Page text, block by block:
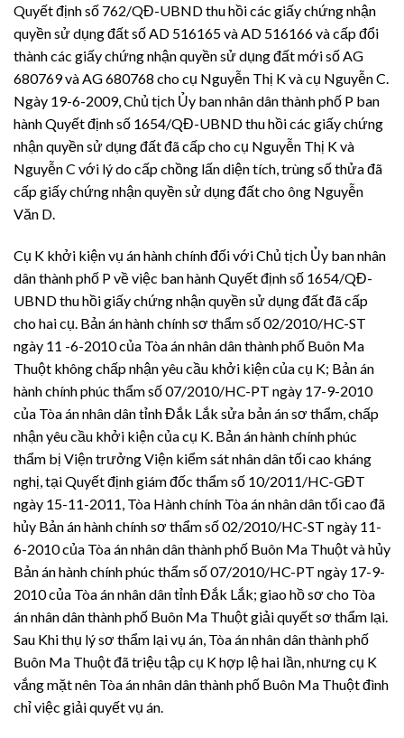
Quyết định số 762/QĐ-UBND thu hồi các giấy chứng nhận
quyền sử dụng đất số AD 516165 và AD 516166 và cấp đổi
thành các giấy chứng nhận quyền sử dụng đất mới số AG
680769 và AG 680768 cho cụ Nguyễn Thị K và cụ Nguyễn C.
Ngày 19-6-2009, Chủ tịch Ủy ban nhân dân thành phố P ban
hành Quyết định số 1654/QĐ-UBND thu hồi các giấy chứng
nhận quyền sử dụng đất đã cấp cho cụ Nguyễn Thị K và
Nguyễn C với lý do cấp chồng lấn diện tích, trùng số thửa đã
cấp giấy chứng nhận quyền sử dụng đất cho ông Nguyễn
Văn D.
Cụ K khởi kiện vụ án hành chính đối với Chủ tịch Ủy ban nhân
dân thành phố P về việc ban hành Quyết định số 1654/QĐ-
UBND thu hồi giấy chứng nhận quyền sử dụng đất đã cấp
cho hai cụ. Bản án hành chính sơ thẩm số 02/2010/HC-ST
ngày 11 -6-2010 của Tòa án nhân dân thành phố Buôn Ma
Thuột không chấp nhận yêu cầu khởi kiện của cụ K; Bản án
hành chính phúc thẩm số 07/2010/HC-PT ngày 17-9-2010
của Tòa án nhân dân tỉnh Đắk Lắk sửa bản án sơ thẩm, chấp
nhận yêu cầu khởi kiện của cụ K. Bản án hành chính phúc
thẩm bị Viện trưởng Viện kiểm sát nhân dân tối cao kháng
nghị, tại Quyết định giám đốc thẩm số 10/2011/HC-GĐT
ngày 15-11-2011, Tòa Hành chính Tòa án nhân dân tối cao đã
hủy Bản án hành chính sơ thẩm số 02/2010/HC-ST ngày 11-
6-2010 của Tòa án nhân dân thành phố Buôn Ma Thuột và hủy
Bản án hành chính phúc thẩm số 07/2010/HC-PT ngày 17-9-
2010 của Tòa án nhân dân tỉnh Đắk Lắk; giao hồ sơ cho Tòa
án nhân dân thành phố Buôn Ma Thuột giải quyết sơ thẩm lại.
Sau Khi thụ lý sơ thẩm lại vụ án, Tòa án nhân dân thành phố
Buôn Ma Thuột đã triệu tập cụ K hợp lệ hai lần, nhưng cụ K
vắng mặt nên Tòa án nhân dân thành phố Buôn Ma Thuột đình
chỉ việc giải quyết vụ án.